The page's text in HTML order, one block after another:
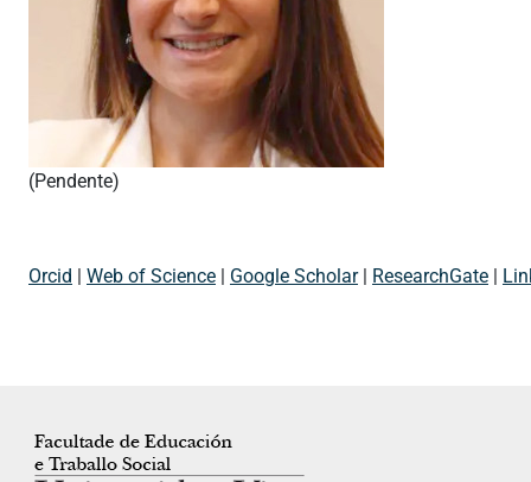
(Pendente)
Orcid Web of Science Google Scholar| ResearchGate